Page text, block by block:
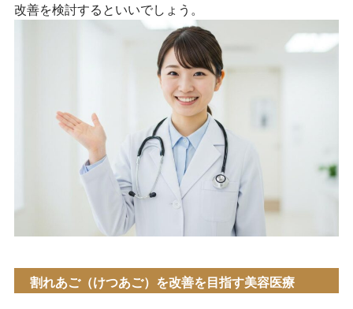
改善を検討するといいでしょう。
割れあご（けつあご）を改善を目指す美容医療